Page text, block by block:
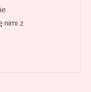
nimi z